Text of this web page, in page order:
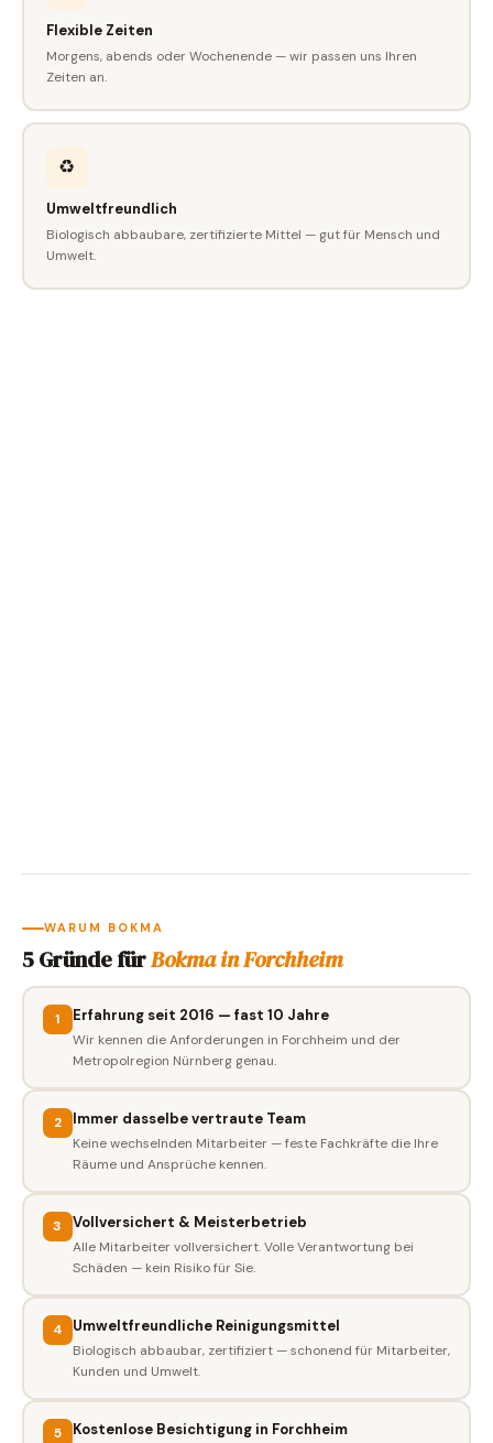
Flexible Zeiten
Morgens, abends oder Wochenende — wir passen uns Ihren
Zeiten an.
♻️
Umweltfreundlich
Biologisch abbaubare, zertifizierte Mittel — gut für Mensch und
Umwelt.
WARUM BOKMA
5 Gründe fürBokma in Forchheim
1 Erfahrung seit 2016 — fast 10 Jahre
Wir kennen die Anforderungen in Forchheim und der
Metropolregion Nürnberg genau.
2 Immer dasselbe vertraute Team
Keine wechselnden Mitarbeiter — feste Fachkräfte die Ihre
Räume und Ansprüche kennen.
3 Vollversichert & Meisterbetrieb
Alle Mitarbeiter vollversichert. Volle Verantwortung bei
Schäden — kein Risiko für Sie.
4 Umweltfreundliche Reinigungsmittel
Biologisch abbaubar, zertifiziert — schonend für Mitarbeiter,
Kunden und Umwelt.
5 Kostenlose Besichtigung in Forchheim